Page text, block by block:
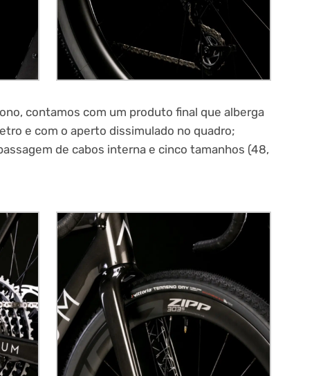
contamos com um produto final que alberga
e com o aperto dissimulado no quadro;
de cabos interna e cinco tamanhos (48,